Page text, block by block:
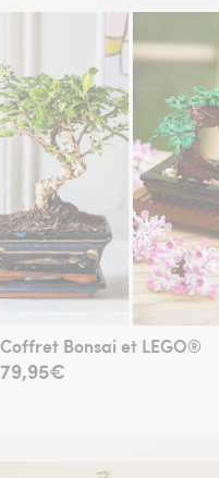
Coffret Bonsai et LEGO®
79,95€